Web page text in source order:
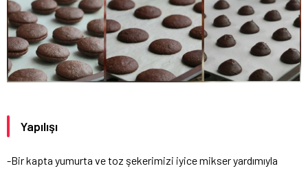
Yapılışı
-Bir kapta yumurta ve toz şekerimizi iyice mikser yardımıyla